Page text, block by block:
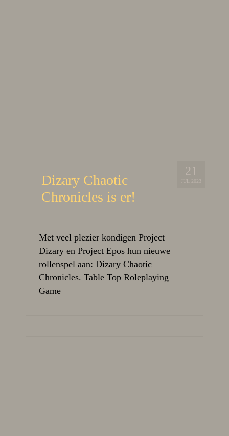
21
JUL 2023
Dizary Chaotic
Chronicles is er!
Met veel plezier kondigen Project
Dizary en Project Epos hun nieuwe
rollenspel aan: Dizary Chaotic
Chronicles. Table Top Roleplaying
Game